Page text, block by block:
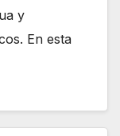
y
En esta